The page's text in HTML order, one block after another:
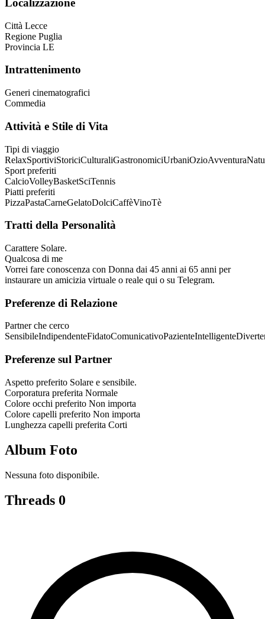
Localizzazione
Città Lecce
Regione Puglia
Provincia LE
Intrattenimento
Generi cinematografici
Commedia
Attività e Stile di Vita
Tipi di viaggio
RelaxSportiviStoriciCulturaliGastronomiciUrbaniOzioAvventura
Sport preferiti
CalcioVolleyBasketSciTennis
Piatti preferiti
PizzaPastaCarneGelatoDolciCaffèVinoTè
Tratti della Personalità
Carattere Solare.
Qualcosa di me
Vorrei fare conoscenza con Donna dai 45 anni ai 65 anni per
instaurare un amicizia virtuale o reale qui o su Telegram.
Preferenze di Relazione
Partner che cerco
SensibileIndipendenteFidatoComunicativoPazienteIntelligente
Preferenze sul Partner
Aspetto preferito Solare e sensibile.
Corporatura preferita Normale
Colore occhi preferito Non importa
Colore capelli preferito Non importa
Lunghezza capelli preferita Corti
Album Foto
Nessuna foto disponibile.
Threads 0